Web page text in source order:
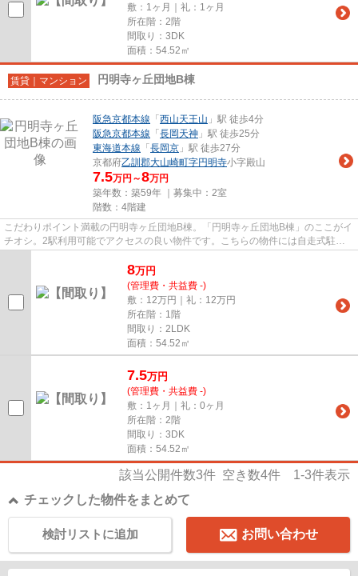
敷：1ヶ月｜礼：1ヶ月
所在階：2階
間取り：3DK
面積：54.52㎡
賃貸｜マンション 円明寺ヶ丘団地B棟
阪急京都本線 「 西山天王山 」駅 徒歩4分
阪急京都本線 「 長岡天神 」駅 徒歩25分
東海道本線 「 長岡京 」駅 徒歩27分
京都府乙訓郡大山崎町字円明寺小字殿山
7.5万円～8万円
築年数：築59年 ｜募集中： 2室
階数：4階建
こだわりポイント満載の円明寺ヶ丘団地B棟。「円明寺ヶ丘団地B棟」のここがイ
チオシ。2駅利用可能でアクセスの良い物件です。こちらの物件には自走式駐車
8万円
(管理費・共益費 -)
敷：12万円｜礼：12万円
所在階：1階
間取り：2LDK
面積：54.52㎡
7.5万円
(管理費・共益費 -)
敷：1ヶ月｜礼：0ヶ月
所在階：2階
間取り：3DK
面積：54.52㎡
該当公開件数3件 空き数4件 1-3件表示
チェックした物件をまとめて
お問い合わせ
検討リストに追加